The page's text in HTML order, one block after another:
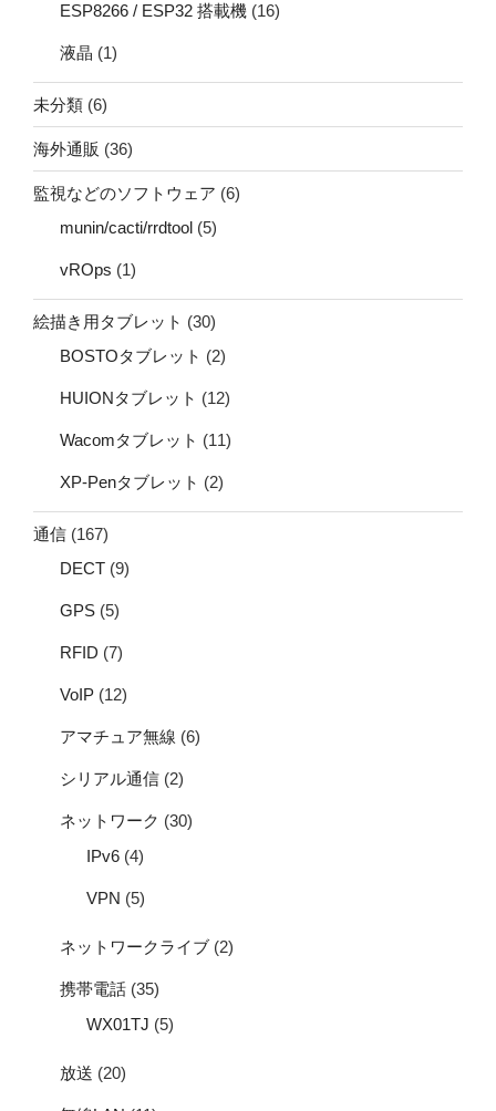
ESP8266 / ESP32 搭載機 (16)
液晶 (1)
未分類 (6)
海外通販 (36)
監視などのソフトウェア (6)
munin/cacti/rrdtool (5)
vROps (1)
絵描き用タブレット (30)
BOSTOタブレット (2)
HUIONタブレット (12)
Wacomタブレット (11)
XP-Penタブレット (2)
通信 (167)
DECT (9)
GPS (5)
RFID (7)
VoIP (12)
アマチュア無線 (6)
シリアル通信 (2)
ネットワーク (30)
IPv6 (4)
VPN (5)
ネットワークライブ (2)
携帯電話 (35)
WX01TJ (5)
放送 (20)